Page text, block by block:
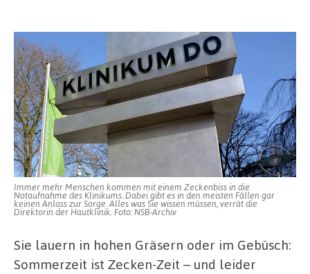
Immer mehr Menschen kommen mit einem Zeckenbiss in die
Notaufnahme des Klinikums. Dabei gibt es in den meisten Fällen gar
keinen Anlass zur Sorge. Alles was Sie wissen müssen, verrät die
Direktorin der Hautklinik. Foto: NSB-Archiv
Sie lauern in hohen Gräsern oder im Gebüsch:
Sommerzeit ist Zecken-Zeit – und leider